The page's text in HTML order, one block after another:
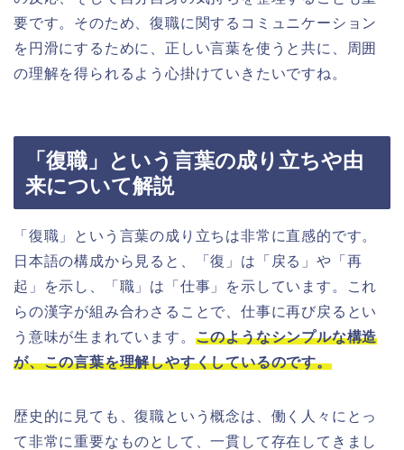
要です。そのため、復職に関するコミュニケーション
を円滑にするために、正しい言葉を使うと共に、周囲
の理解を得られるよう心掛けていきたいですね。
「復職」という言葉の成り立ちや由
来について解説
「復職」という言葉の成り立ちは非常に直感的です。
日本語の構成から見ると、「復」は「戻る」や「再
起」を示し、「職」は「仕事」を示しています。これ
らの漢字が組み合わさることで、仕事に再び戻るとい
う意味が生まれています。 このようなシンプルな構造
が、この言葉を理解しやすくしているのです。
歴史的に見ても、復職という概念は、働く人々にとっ
て非常に重要なものとして、一貫して存在してきまし